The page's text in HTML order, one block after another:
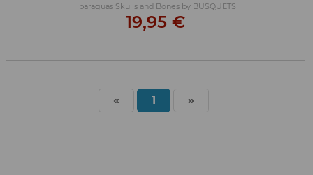
paraguas Skulls and Bones by BUSQUETS
19,95 €
« 1 »